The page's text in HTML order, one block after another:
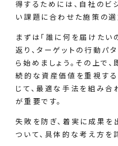
得するためには、自社のビ
い課題に合わせた施策の選
まずは「誰に何を届けたい
返り、ターゲットの行動パ
ら始めましょう。その上で
続的な資産価値を重視す
じて、最適な手法を組み合
が重要です。
失敗を防ぎ、着実に成果を
ついて、具体的な考え方を